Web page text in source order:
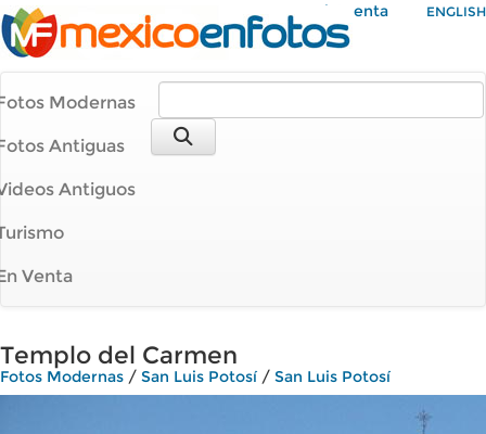
Mi Cuenta ENGLISH
Modernas
Antiguas
Antiguos
Venta
Templo del Carmen
Fotos Modernas / San Luis Potosí / San Luis Potosí